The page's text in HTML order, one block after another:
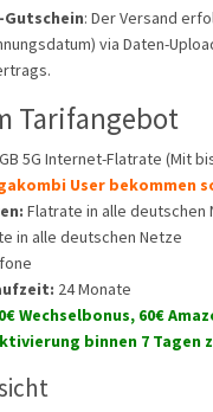
Gutschein: Der Versand
via Daten-
Tarifangebot
5G Internet-Flatrate (Mit
User bekommen
Flatrate in alle deutschen
in alle deutschen Netze
24 Monate
Wechselbonus, 60€
binnen 7 Tagen